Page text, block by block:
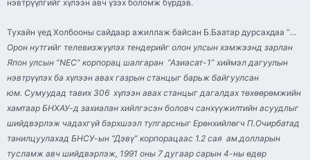
нэвтрүүлгийг хүлээн авч үзэх боломж бүрдэв.
Тухайн үед Холбооны сайдаар ажиллаж байсан Б.Баатар дурсахдаа “…
Орон нутгийг телевизжүүлэхтендерийг олон улсын хэмжээнд зарлан
Япон улсын “NEC” корпорац шалгаран “Азиасат-1” хиймэл дагуулын
нэвтрүүлэх ба хүлээн авах газрын станцыг барьж байгуулсан
юм. Сумуудад тавих 306 хүлээн авах станцыг дагалдах төхөөрөмжийн
хамтаар БНХАУ-д захиалан хийлгэсэн боловч санхүүжилтийн асуудлыг
шийдвэрлэж чадахгүй бэрхшээл тулгарсныг Ерөнхийлөгч П.Очирбатад
танилцуулахад БНСУ-ын “Дэвү” корпорацаас 1.2 сая ам.долларын
тусламж авч шийдвэрлэж, 1991 оны 7 дугаар сарын 4-ны өдөр